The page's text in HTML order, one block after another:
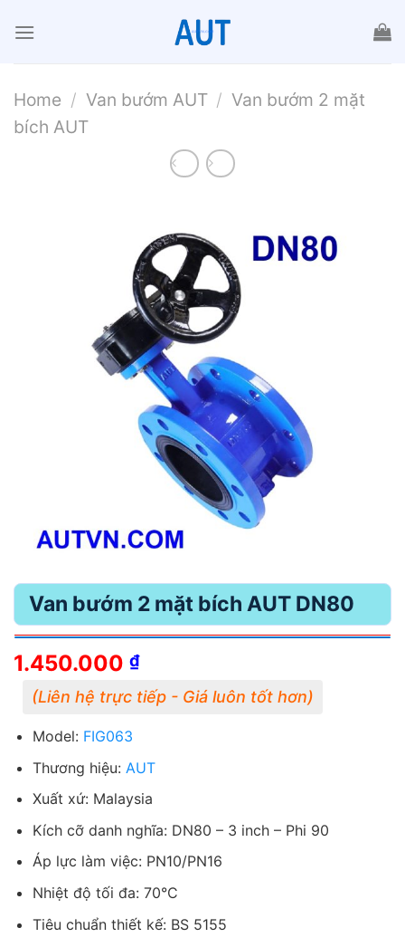
đến
Home / Van bướm AUT / Van bướm 2 mặt
bích AUT
Van bướm 2 mặt bích AUT DN80
1.450.000 ₫
Model: FIG063
Thương hiệu: AUT
Xuất xứ: Malaysia
Kích cỡ danh nghĩa: DN80 – 3 inch – Phi 90
Áp lực làm việc: PN10/PN16
Nhiệt độ tối đa: 70°C
Tiêu chuẩn thiết kế: BS 5155